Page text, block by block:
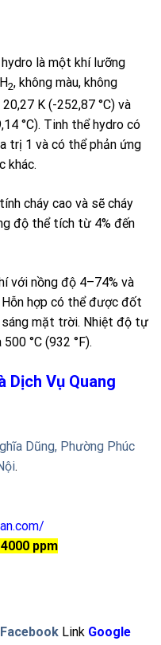
hydro là một khí lưỡng
H2, không màu, không
K (-252,87 °C) và
°C). Tinh thể hydro có
trị 1 và có thể phản ứng
khác.
cháy cao và sẽ cháy
độ thể tích từ 4% đến
với nồng độ 4–74% và
hợp có thể được đốt
sáng mặt trời. Nhiệt độ tự
°C (932 °F).
Dịch Vụ Quang
Dũng, Phường Phúc
.
ppm
Facebook Link Google